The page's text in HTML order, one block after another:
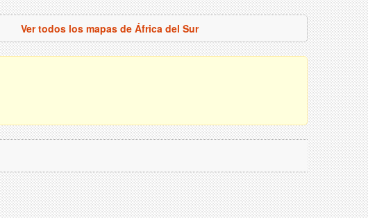
Ver todos los mapas de África del Sur